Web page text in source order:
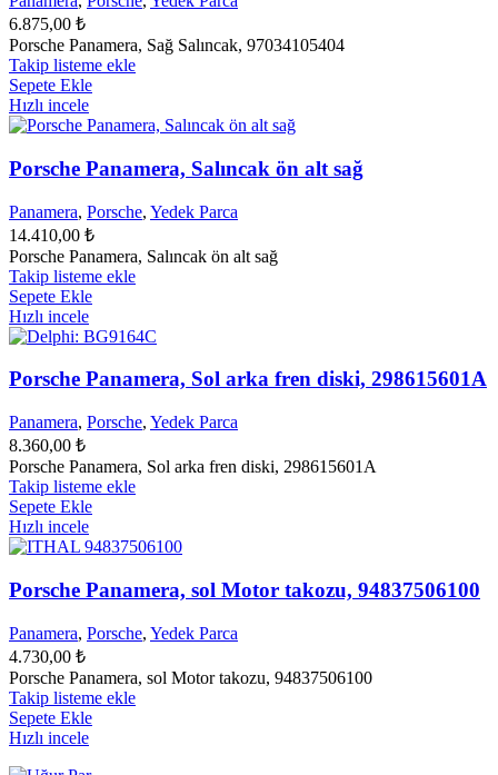
6.875,00 ₺
Porsche Panamera, Sağ Salıncak, 97034105404
Takip listeme ekle
Sepete Ekle
Hızlı incele
Porsche Panamera, Salıncak ön alt sağ
Panamera, Porsche, Yedek Parca
14.410,00 ₺
Porsche Panamera, Salıncak ön alt sağ
Takip listeme ekle
Sepete Ekle
Hızlı incele
Porsche Panamera, Sol arka fren diski, 298615601A
Panamera, Porsche, Yedek Parca
8.360,00 ₺
Porsche Panamera, Sol arka fren diski, 298615601A
Takip listeme ekle
Sepete Ekle
Hızlı incele
Porsche Panamera, sol Motor takozu, 94837506100
Panamera, Porsche, Yedek Parca
4.730,00 ₺
Porsche Panamera, sol Motor takozu, 94837506100
Takip listeme ekle
Sepete Ekle
Hızlı incele